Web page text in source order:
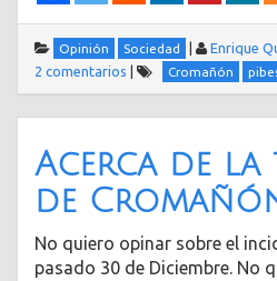
Opinión Sociedad Enrique
2 comentarios
Cromañón
Acerca de
de
No quiero opinar sobre el
pasado 30 de Diciembre. No